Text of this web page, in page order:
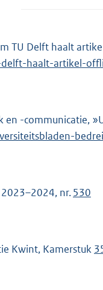
TU Delft haalt
haalt-artikel-
en -communicatie,
nr.530
Kwint, Kamerstuk